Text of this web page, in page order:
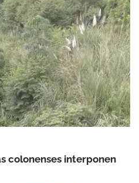
colonenses interponen